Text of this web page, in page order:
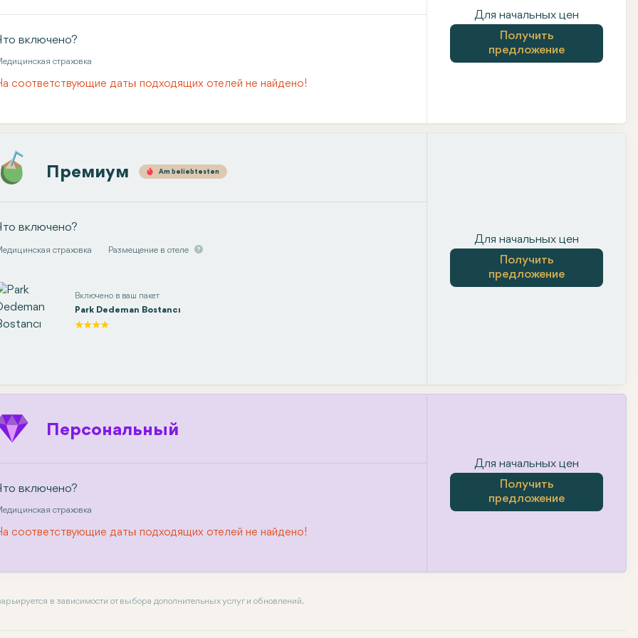
включено?
страховка
соответствующие даты подходящих отелей не найдено!
Для начальных цен
Получить
предложение
Премиум Am beliebtesten
включено?
страховка Размещение в отеле
Включено в ваш пакет
Park Dedeman Bostancı
Для начальных цен
Получить
предложение
Персональный
включено?
страховка
соответствующие даты подходящих отелей не найдено!
Для начальных цен
Получить
предложение
в зависимости от выбора дополнительных услуг и обновлений.